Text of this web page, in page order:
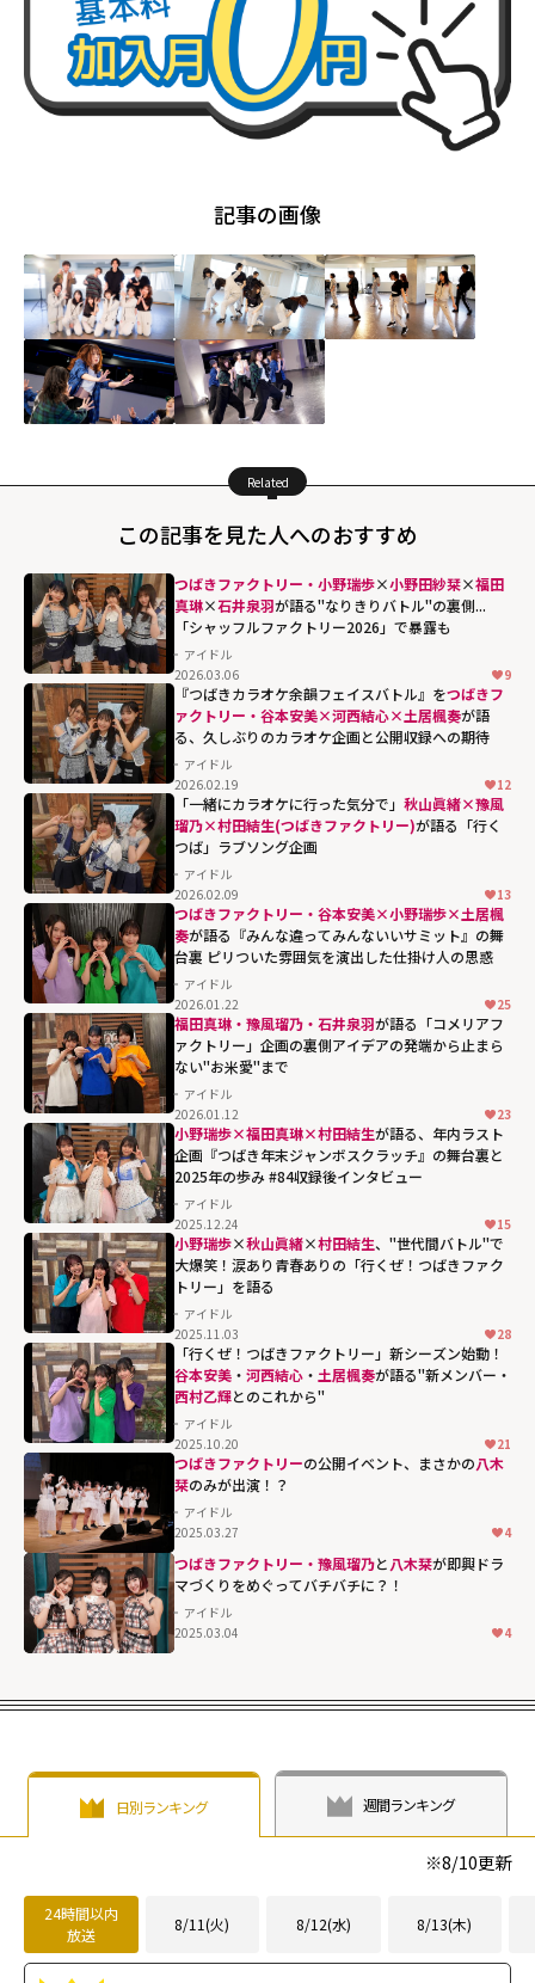
記事の画像
Related
この記事を見た人へのおすすめ
つばきファクトリー・小野瑞歩×小野田紗栞×福田
真琳×石井泉羽が語る"なりきりバトル"の裏側...
「シャッフルファクトリー2026」で暴露も
アイドル
2026.03.06
9
『つばきカラオケ余韻フェイスバトル』をつばきフ
ァクトリー・谷本安美×河西結心×土居楓奏が語
る、久しぶりのカラオケ企画と公開収録への期待
アイドル
2026.02.19
12
「一緒にカラオケに行った気分で」 秋山眞緒×豫風
瑠乃×村田結生(つばきファクトリー)が語る「行く
つば」ラブソング企画
アイドル
2026.02.09
13
つばきファクトリー・谷本安美×小野瑞歩×土居楓
奏が語る『みんな違ってみんないいサミット』の舞
台裏 ピリついた雰囲気を演出した仕掛け人の思惑
アイドル
2026.01.22
25
福田真琳・豫風瑠乃・石井泉羽が語る「コメリアフ
ァクトリー」企画の裏側――アイデアの発端から止まら
ない"お米愛"まで
アイドル
2026.01.12
23
小野瑞歩×福田真琳×村田結生が語る、年内ラスト
企画『つばき年末ジャンボスクラッチ』の舞台裏と
2025年の歩み #84収録後インタビュー
アイドル
2025.12.24
15
小野瑞歩×秋山眞緒×村田結生、"世代間バトル"で
大爆笑！涙あり青春ありの「行くぜ！つばきファク
トリー」を語る
アイドル
2025.11.03
28
西村乙輝とのこ
れから""
width="304"
height="203"
loading="lazy"
fetchpriority="h
igh">
「行くぜ！つばきファクトリー」新シーズン始動！
谷本安美 ・ 河西結心 ・ 土居楓奏が語る"新メンバー・
西村乙輝とのこれから"
アイドル
2025.10.20
21
つばきファクトリーの公開イベント、まさかの八木
栞のみが出演！？
アイドル
2025.03.27
4
つばきファクトリー・豫風瑠乃と八木栞が即興ドラ
マづくりをめぐってバチバチに？！
アイドル
2025.03.04
4
日別ランキング 週間ランキング
※8/10更新
24時間以内
放送
8/11(火) 8/12(水) 8/13(木)